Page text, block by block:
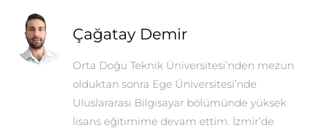
Çağatay Demir
Orta Doğu Teknik Üniversitesi’nden mezun
olduktan sonra Ege Üniversitesi’nde
Uluslararası Bilgisayar bölümünde yüksek
lisans eğitimime devam ettim. İzmir’de